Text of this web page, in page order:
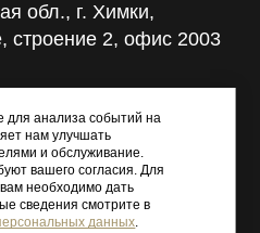
обл., г. Химки,
строение 2, офис 2003
анализа событий на
нам улучшать
и обслуживание.
вашего согласия. Для
необходимо дать
сведения смотрите в
данных.